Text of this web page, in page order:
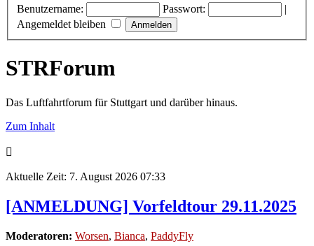
Benutzername: Passwort:
|
Angemeldet bleiben
STRForum
Das Luftfahrtforum für Stuttgart und darüber hinaus.
Zum Inhalt
Aktuelle Zeit: 7. August 2026 07:33
[ANMELDUNG] Vorfeldtour 29.11.2025
Moderatoren: Worsen, Bianca, PaddyFly